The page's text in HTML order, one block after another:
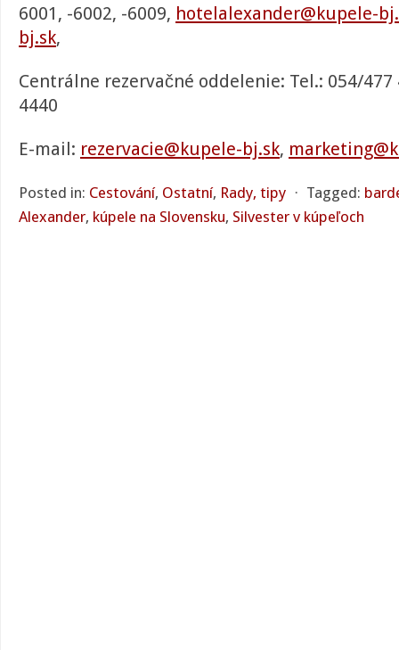
6001, -6002, -6009, hotelalexander@kupele-
bj.sk,
Centrálne rezervačné oddelenie: Tel.: 054/477
4440
E-mail: rezervacie@kupele-bj.sk,
Posted in: Cestování, Ostatní, Rady, tipy ⋅ Tagged:
Alexander, kúpele na Slovensku, Silvester v kúpeľoch